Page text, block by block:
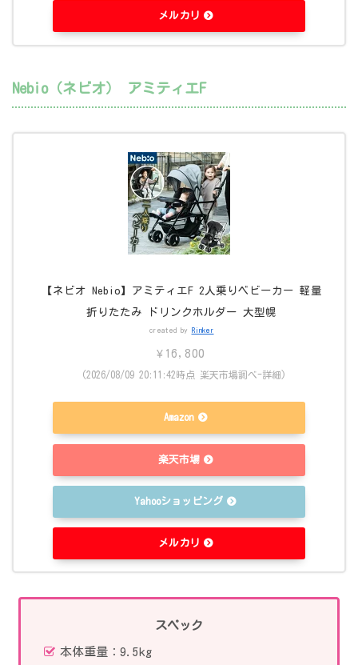
メルカリ
Nebio（ネビオ） アミティエF
【ネビオ Nebio】アミティエF 2人乗りベビーカー 軽量
折りたたみ ドリンクホルダー 大型幌
created by Rinker
¥16,800
(2026/08/09 20:11:42時点 楽天市場調べ-詳細)
Amazon
楽天市場
Yahooショッピング
メルカリ
スペック
本体重量：9.5kg